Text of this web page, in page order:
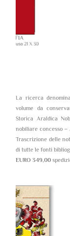
La ricerca
volume da
Storica Araldica
nobiliare concesso
Trascrizione delle
di tutte le fonti
EURO 349,00